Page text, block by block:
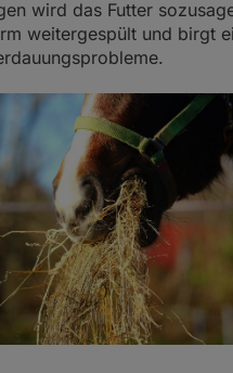
wird das Futter
weitergespült und birgt